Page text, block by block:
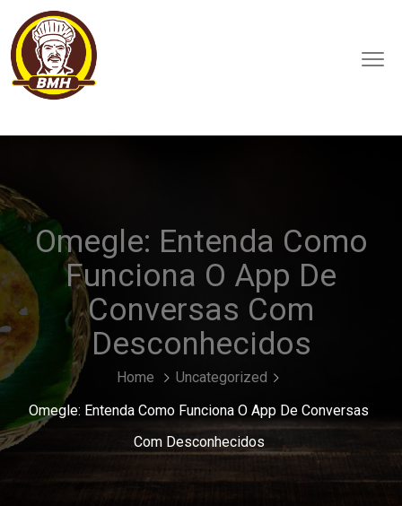
Omegle: Entenda Como
Funciona O App De
Conversas Com
Desconhecidos
Home
Uncategorized
Omegle: Entenda Como Funciona O App De Conversas
Com Desconhecidos